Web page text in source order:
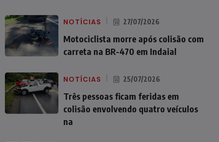
NOTÍCIAS 27/07/2026
Motociclista morre após colisão com
carreta na BR-470 em Indaial
NOTÍCIAS 25/07/2026
Três pessoas ficam feridas em
colisão envolvendo quatro veículos
na